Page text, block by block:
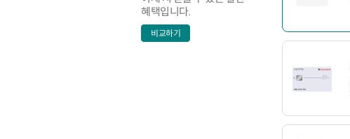
혜택입니다.
비교하기